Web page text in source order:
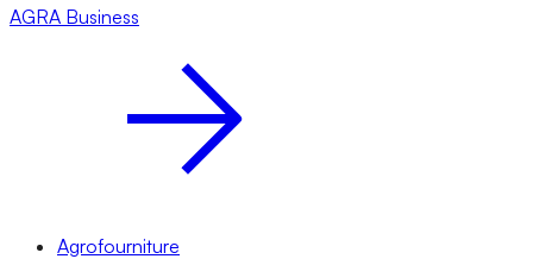
AGRA Business
Agrofourniture